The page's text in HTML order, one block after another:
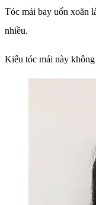
Tóc mái bay uốn xoăn
nhiều.
Kiểu tóc mái này